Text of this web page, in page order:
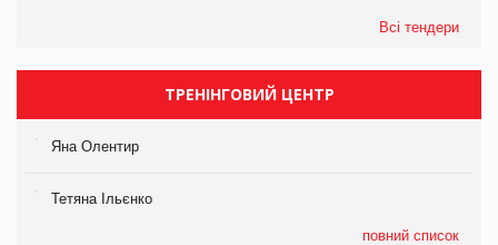
Всі тендери
ТРЕНІНГОВИЙ ЦЕНТР
Яна Олентир
Тетяна Ільєнко
повний список